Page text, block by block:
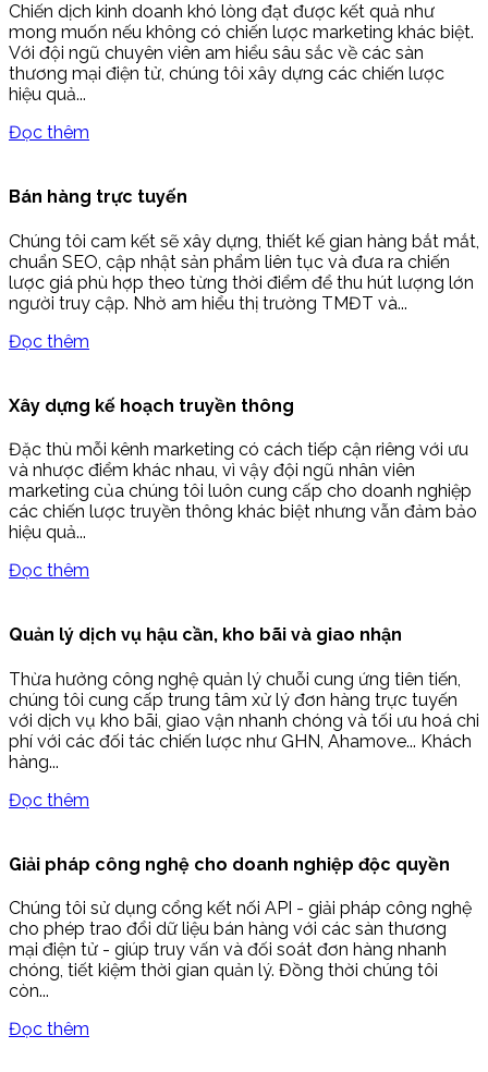
Chiến dịch kinh doanh khó lòng đạt được kết quả như
mong muốn nếu không có chiến lược marketing khác biệt.
Với đội ngũ chuyên viên am hiểu sâu sắc về các sàn
thương mại điện tử, chúng tôi xây dựng các chiến lược
hiệu quả...
Đọc thêm
Bán hàng trực tuyến
Chúng tôi cam kết sẽ xây dựng, thiết kế gian hàng bắt mắt,
chuẩn SEO, cập nhật sản phẩm liên tục và đưa ra chiến
lược giá phù hợp theo từng thời điểm để thu hút lượng lớn
người truy cập. Nhờ am hiểu thị trường TMĐT và...
Đọc thêm
Xây dựng kế hoạch truyền thông
Đặc thù mỗi kênh marketing có cách tiếp cận riêng với ưu
và nhược điểm khác nhau, vì vậy đội ngũ nhân viên
marketing của chúng tôi luôn cung cấp cho doanh nghiệp
các chiến lược truyền thông khác biệt nhưng vẫn đảm bảo
hiệu quả...
Đọc thêm
Quản lý dịch vụ hậu cần, kho bãi và giao nhận
Thừa hưởng công nghệ quản lý chuỗi cung ứng tiên tiến,
chúng tôi cung cấp trung tâm xử lý đơn hàng trực tuyến
với dịch vụ kho bãi, giao vận nhanh chóng và tối ưu hoá chi
phí với các đối tác chiến lược như GHN, Ahamove... Khách
hàng...
Đọc thêm
Giải pháp công nghệ cho doanh nghiệp độc quyền
Chúng tôi sử dụng cổng kết nối API - giải pháp công nghệ
cho phép trao đổi dữ liệu bán hàng với các sàn thương
mại điện tử - giúp truy vấn và đối soát đơn hàng nhanh
chóng, tiết kiệm thời gian quản lý. Đồng thời chúng tôi
còn...
Đọc thêm